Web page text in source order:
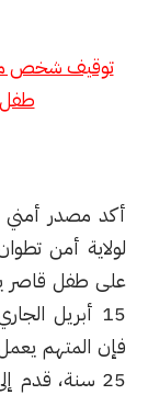
توقيف شخص من
أكد مصدر أمني
لولاية أمن
على طفل قاصر
15 أبريل
فإن المتهم
25 سنة،